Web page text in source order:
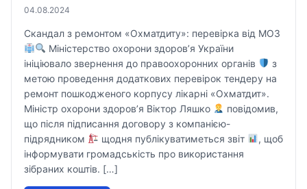
04.08.2024
Скандал з ремонтом «Охматдиту»: перевірка від МОЗ
Міністерство охорони здоров’я України
ініціювало звернення до правоохоронних органів
з
метою проведення додаткових перевірок тендеру на
ремонт пошкодженого корпусу лікарні «Охматдит».
Міністр охорони здоров’я Віктор Ляшко
повідомив,
що після підписання договору з компанією-
підрядником
щодня публікуватиметься звіт
, щоб
інформувати громадськість про використання
зібраних коштів. […]